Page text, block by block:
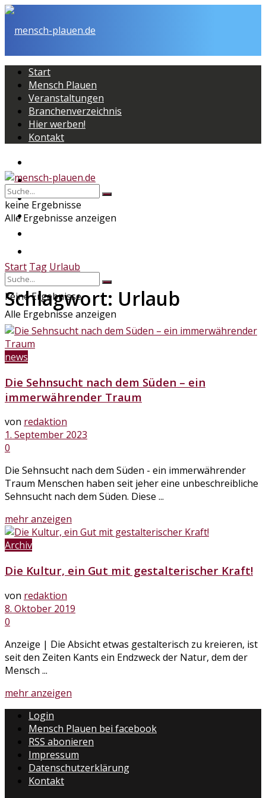
Start
Mensch Plauen
Veranstaltungen
Branchenverzeichnis
Hier werben!
Kontakt
Mensch Plauen
Veranstaltungen
Branchenverzeichnis
keine Ergebnisse
Alle Ergebnisse anzeigen
keine Ergebnisse
Alle Ergebnisse anzeigen
Start Tag Urlaub
Schlagwort: Urlaub
news
Die Sehnsucht nach dem Süden – ein
immerwährender Traum
von redaktion
1. September 2023
0
Die Sehnsucht nach dem Süden - ein immerwährender
Traum Menschen haben seit jeher eine unbeschreibliche
Sehnsucht nach dem Süden. Diese ...
mehr anzeigen
Archiv
Die Kultur, ein Gut mit gestalterischer Kraft!
von redaktion
8. Oktober 2019
0
Anzeige | Die Absicht etwas gestalterisch zu kreieren, ist
seit den Zeiten Kants ein Endzweck der Natur, dem der
Mensch ...
mehr anzeigen
Login
Mensch Plauen bei facebook
RSS abonieren
Impressum
Datenschutzerklärung
Kontakt